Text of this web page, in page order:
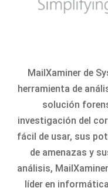
MailXaminer de
herramienta de
solución
investigación del
fácil de usar, sus
de amenazas y
análisis,
líder en